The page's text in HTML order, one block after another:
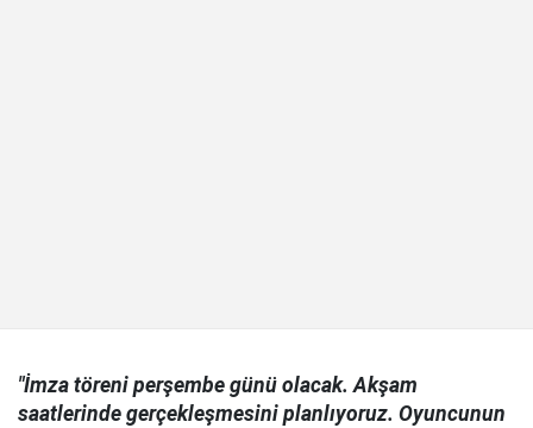
"İmza töreni perşembe günü olacak. Akşam
saatlerinde gerçekleşmesini planlıyoruz. Oyuncunun